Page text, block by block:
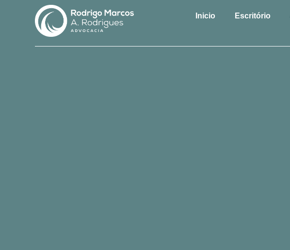
Inicio Escritório